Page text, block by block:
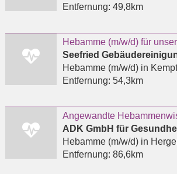
Entfernung: 49,8km
Seefried
Hebamme (m/w/d)in
Entfernung: 54,3km
ADK GmbH für
Hebamme (m/w/d)in
Entfernung: 86,6km